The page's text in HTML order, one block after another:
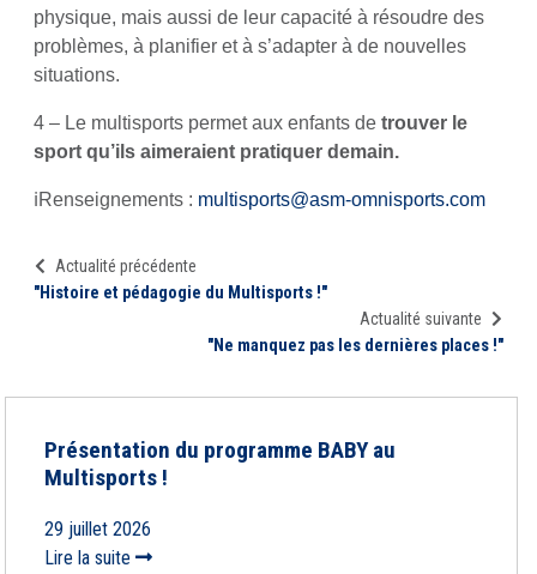
physique, mais aussi de leur capacité à résoudre des
problèmes, à planifier et à s’adapter à de nouvelles
situations.
4 – Le multisports permet aux enfants de trouver le
sport qu’ils aimeraient pratiquer demain.
ℹ️Renseignements : multisports@asm-omnisports.com
Actualité précédente
"Histoire et pédagogie du Multisports !"
Actualité suivante
"Ne manquez pas les dernières places !"
Présentation du programme BABY au
Multisports !
29 juillet 2026
Lire la suite